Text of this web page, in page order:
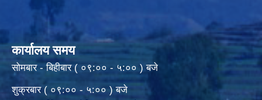
कार्यालय समय
सोमबार - बिहीबार ( ०९:०० - ५:०० ) बजे
शुक्रबार ( ०९:०० - ५:०० ) बजे